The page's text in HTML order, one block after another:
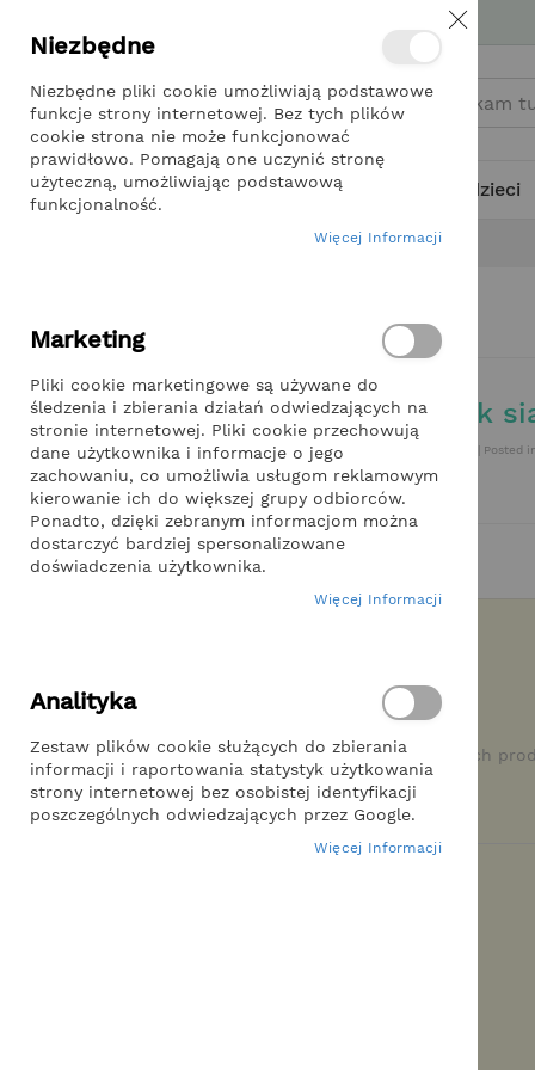
Kategorie Dla dzieci
warzywniak
Kiedy i jak
December 13, 2022| Posted in
Czytaj więcej
nowościach
Z subskrypcji naszego newslettera dowiesz się o nowych
promocjach.
Zamknij
Niezbędne
Niezbędne pliki cookie umożliwiają podstawowe
funkcje strony internetowej. Bez tych plików
cookie strona nie może funkcjonować
prawidłowo. Pomagają one uczynić stronę
użyteczną, umożliwiając podstawową
funkcjonalność.
Więcej Informacji
Marketing
Pliki cookie marketingowe są używane do
śledzenia i zbierania działań odwiedzających na
stronie internetowej. Pliki cookie przechowują
dane użytkownika i informacje o jego
zachowaniu, co umożliwia usługom reklamowym
kierowanie ich do większej grupy odbiorców.
Ponadto, dzięki zebranym informacjom można
dostarczyć bardziej spersonalizowane
doświadczenia użytkownika.
Więcej Informacji
Analityka
Zestaw plików cookie służących do zbierania
informacji i raportowania statystyk użytkowania
strony internetowej bez osobistej identyfikacji
poszczególnych odwiedzających przez Google.
Więcej Informacji